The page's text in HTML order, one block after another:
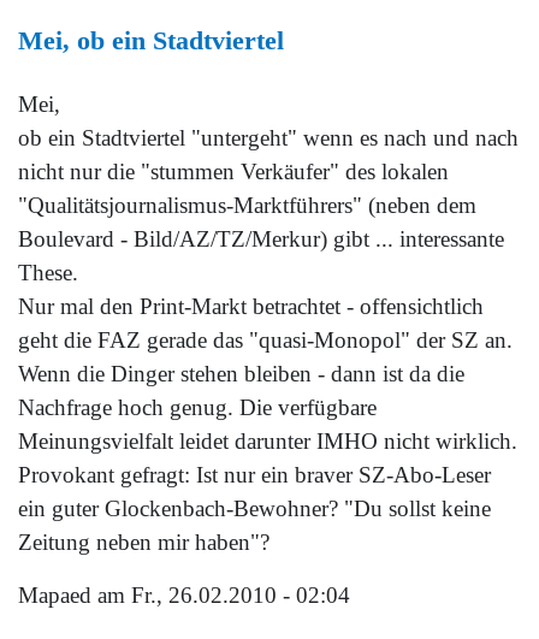
Mei, ob ein Stadtviertel
Mei,
ob ein Stadtviertel "untergeht" wenn es nach und nach
nicht nur die "stummen Verkäufer" des lokalen
"Qualitätsjournalismus-Marktführers" (neben dem
Boulevard - Bild/AZ/TZ/Merkur) gibt ... interessante
These.
Nur mal den Print-Markt betrachtet - offensichtlich
geht die FAZ gerade das "quasi-Monopol" der SZ an.
Wenn die Dinger stehen bleiben - dann ist da die
Nachfrage hoch genug. Die verfügbare
Meinungsvielfalt leidet darunter IMHO nicht wirklich.
Provokant gefragt: Ist nur ein braver SZ-Abo-Leser
ein guter Glockenbach-Bewohner? "Du sollst keine
Zeitung neben mir haben"?
Mapaed am Fr., 26.02.2010 - 02:04